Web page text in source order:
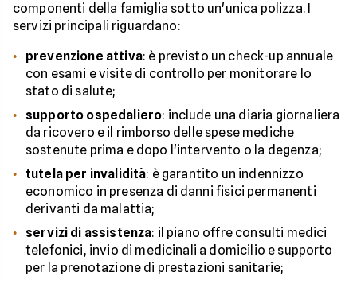
componenti della famiglia sotto un'unica polizza. I
servizi principali riguardano:
prevenzione attiva: è previsto un check-up annuale
con esami e visite di controllo per monitorare lo
stato di salute;
supporto ospedaliero: include una diaria giornaliera
da ricovero e il rimborso delle spese mediche
sostenute prima e dopo l'intervento o la degenza;
tutela per invalidità: è garantito un indennizzo
economico in presenza di danni fisici permanenti
derivanti da malattia;
servizi di assistenza: il piano offre consulti medici
telefonici, invio di medicinali a domicilio e supporto
per la prenotazione di prestazioni sanitarie;